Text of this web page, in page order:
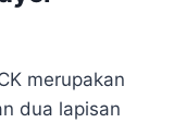
merupakan
dua lapisan